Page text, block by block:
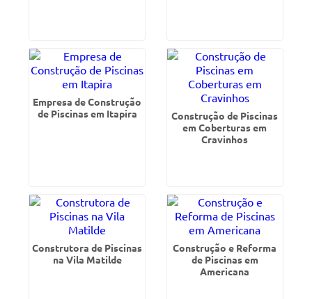
Empresa de Construção
de Piscinas em Itapira
Construção de Piscinas
em Coberturas em
Cravinhos
Construtora de Piscinas
na Vila Matilde
Construção e Reforma
de Piscinas em
Americana